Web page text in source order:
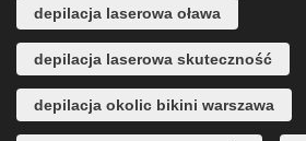
depilacja laserowa oława
depilacja laserowa skuteczność
depilacja okolic bikini warszawa